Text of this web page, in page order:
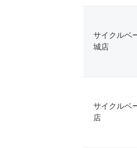
サイクルベ
城店
サイクルベ
店